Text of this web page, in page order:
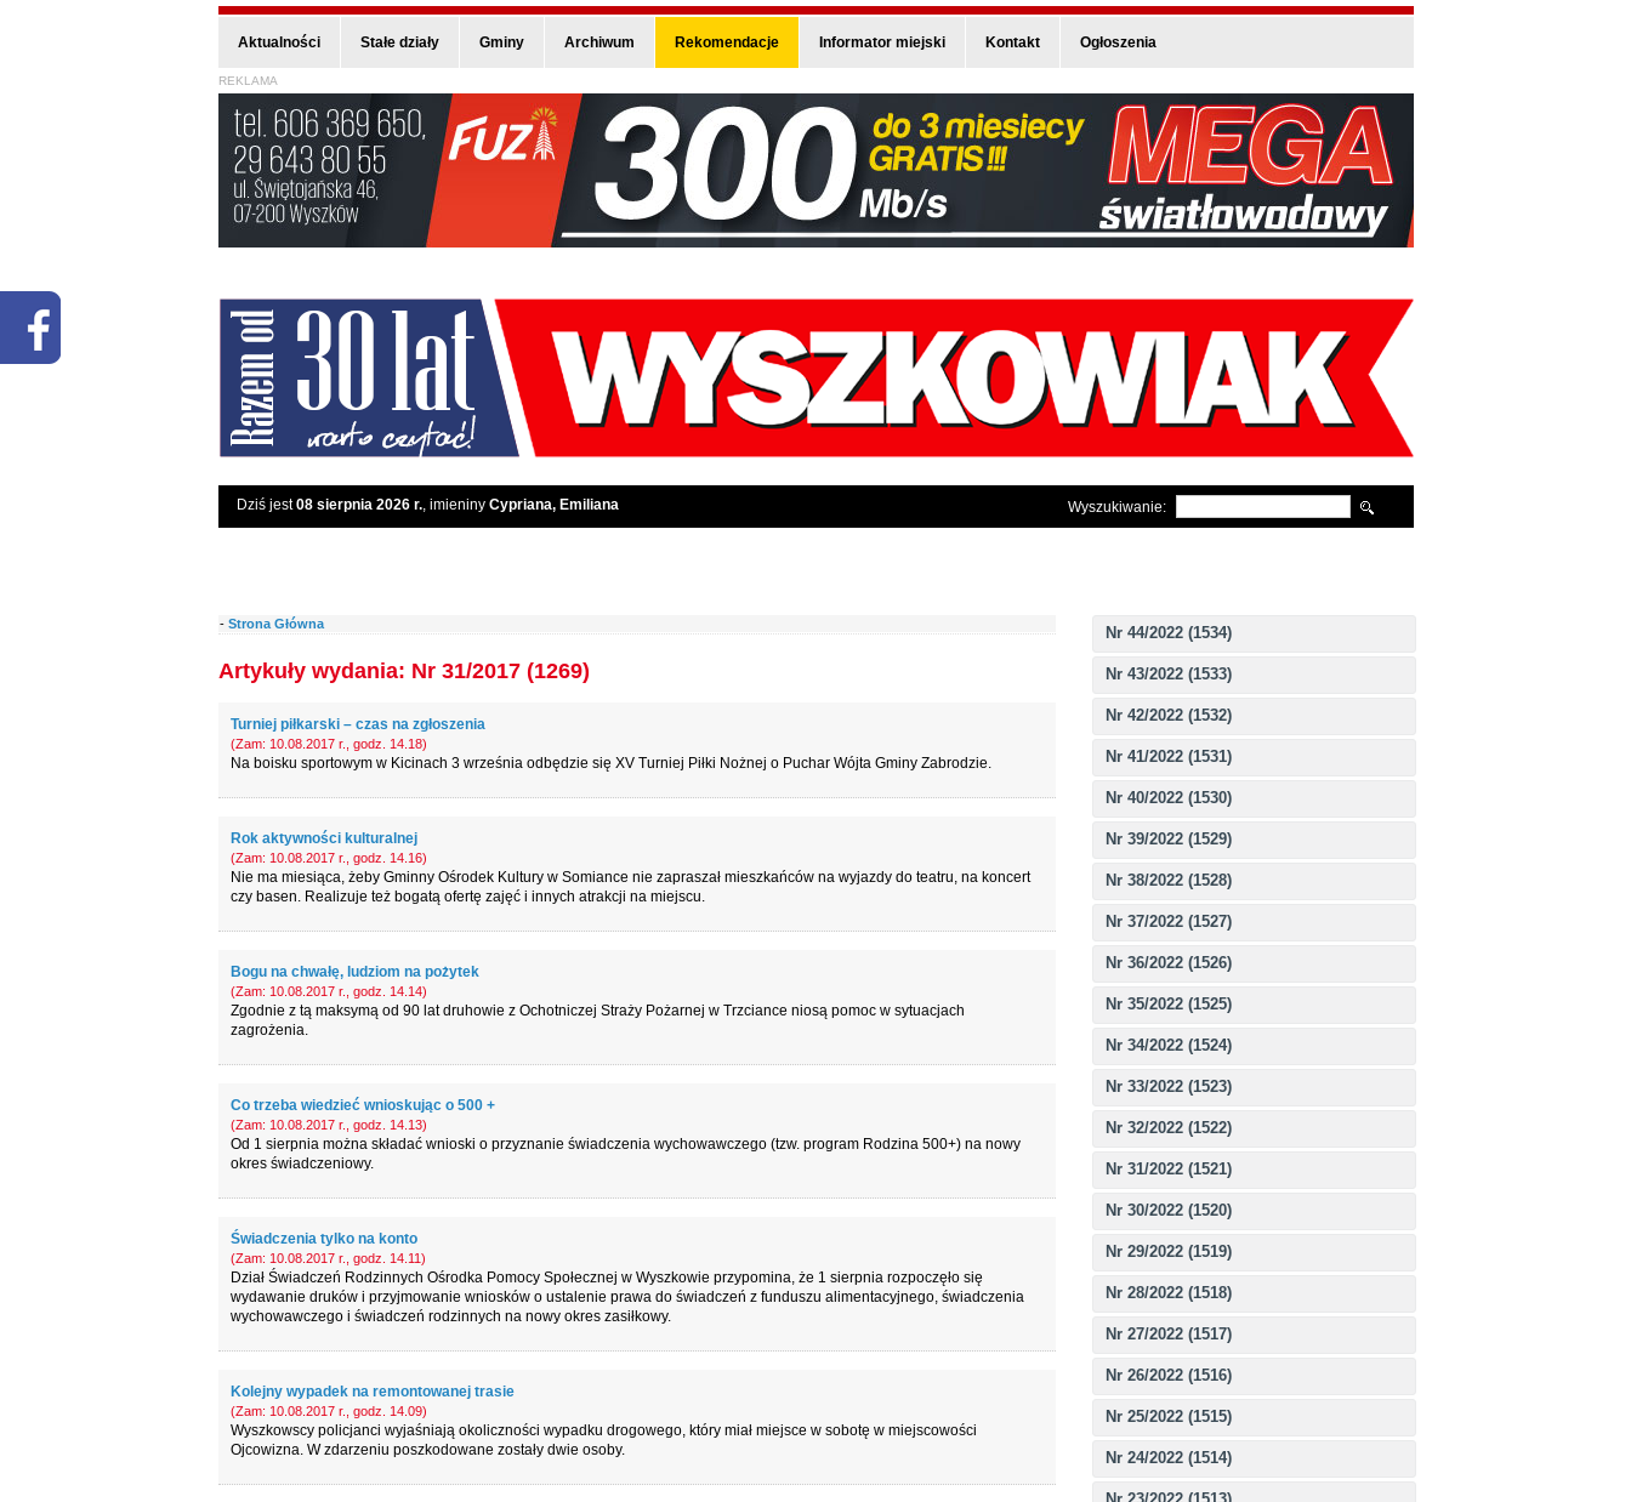
Aktualności Stałe działy Gminy Archiwum Rekomendacje Informator miejski Kontakt Ogłoszenia
REKLAMA
Dziś jest08 sierpnia 2026 r., imieniny Cypriana, Emiliana Wyszukiwanie:
Nr 44/2022 (1534)
Nr 43/2022 (1533)
Nr 42/2022 (1532)
Nr 41/2022 (1531)
Nr 40/2022 (1530)
Nr 39/2022 (1529)
Nr 38/2022 (1528)
Nr 37/2022 (1527)
Nr 36/2022 (1526)
Nr 35/2022 (1525)
Nr 34/2022 (1524)
Nr 33/2022 (1523)
Nr 32/2022 (1522)
Nr 31/2022 (1521)
Nr 30/2022 (1520)
Nr 29/2022 (1519)
Nr 28/2022 (1518)
Nr 27/2022 (1517)
Nr 26/2022 (1516)
Nr 25/2022 (1515)
Nr 24/2022 (1514)
- Strona Główna
Artykuły wydania: Nr 31/2017 (1269)
Turniej piłkarski – czas na zgłoszenia
(Zam: 10.08.2017 r., godz. 14.18)
Na boisku sportowym w Kicinach 3 września odbędzie się XV Turniej Piłki Nożnej o Puchar Wójta Gminy Zabrodzie.
Rok aktywności kulturalnej
(Zam: 10.08.2017 r., godz. 14.16)
Nie ma miesiąca, żeby Gminny Ośrodek Kultury w Somiance nie zapraszał mieszkańców na wyjazdy do teatru, na koncert
czy basen. Realizuje też bogatą ofertę zajęć i innych atrakcji na miejscu.
Bogu na chwałę, ludziom na pożytek
(Zam: 10.08.2017 r., godz. 14.14)
Zgodnie z tą maksymą od 90 lat druhowie z Ochotniczej Straży Pożarnej w Trzciance niosą pomoc w sytuacjach
zagrożenia.
Co trzeba wiedzieć wnioskując o 500 +
(Zam: 10.08.2017 r., godz. 14.13)
Od 1 sierpnia można składać wnioski o przyznanie świadczenia wychowawczego (tzw. program Rodzina 500+) na nowy
okres świadczeniowy.
Świadczenia tylko na konto
(Zam: 10.08.2017 r., godz. 14.11)
Dział Świadczeń Rodzinnych Ośrodka Pomocy Społecznej w Wyszkowie przypomina, że 1 sierpnia rozpoczęło się
wydawanie druków i przyjmowanie wniosków o ustalenie prawa do świadczeń z funduszu alimentacyjnego, świadczenia
wychowawczego i świadczeń rodzinnych na nowy okres zasiłkowy.
Kolejny wypadek na remontowanej trasie
(Zam: 10.08.2017 r., godz. 14.09)
Wyszkowscy policjanci wyjaśniają okoliczności wypadku drogowego, który miał miejsce w sobotę w miejscowości
Ojcowizna. W zdarzeniu poszkodowane zostały dwie osoby.